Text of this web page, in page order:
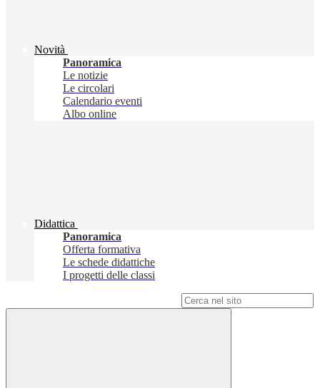
Novità
Panoramica
Le notizie
Le circolari
Calendario eventi
Albo online
Didattica
Panoramica
Offerta formativa
Le schede didattiche
I progetti delle classi